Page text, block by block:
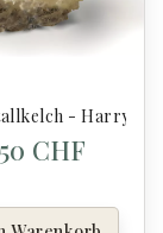
Potter- Harry
CHF